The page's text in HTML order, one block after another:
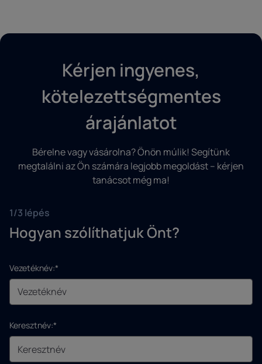
Kérjen ingyenes,
kötelezettségmentes
árajánlatot
Bérelne vagy vásárolna? Önön múlik! Segítünk
megtalálni az Ön számára legjobb megoldást – kérjen
tanácsot még ma!
1/3 lépés
Hogyan szólíthatjuk Önt?
Vezetéknév:*
Keresztnév:*